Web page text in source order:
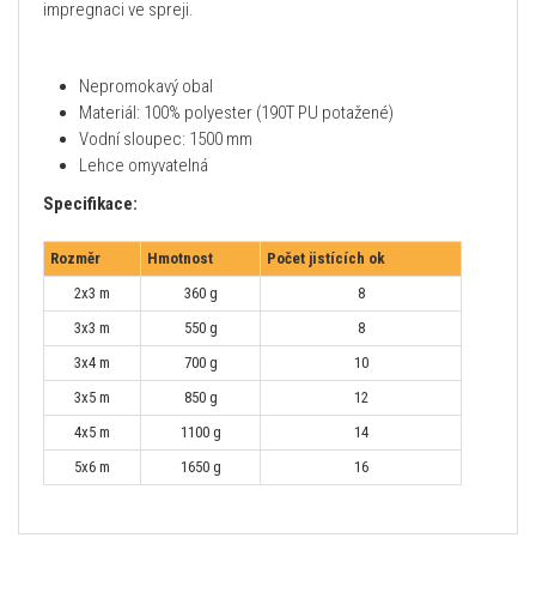
impregnaci ve spreji.
Nepromokavý obal
Materiál: 100% polyester (190T PU potažené)
Vodní sloupec: 1500 mm
Lehce omyvatelná
Specifikace:
Rozměr Hmotnost
Počet jistících ok
2x3 m
360 g
8
3x3 m
550 g
8
3x4 m
700 g
10
3x5 m
850 g
12
4x5 m
1100 g
14
5x6 m
1650 g 16